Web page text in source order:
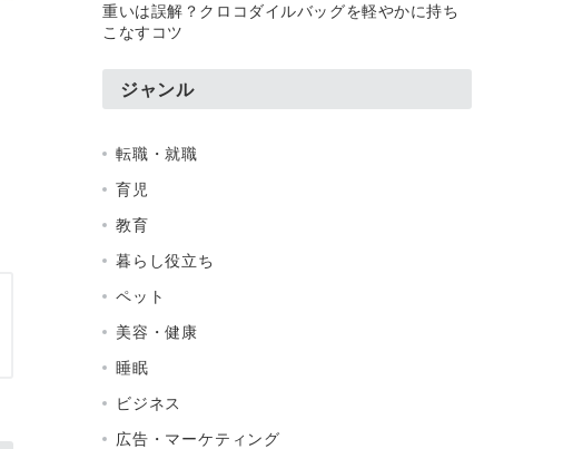
重いは誤解？クロコダイルバッグを軽やかに持ち
こなすコツ
ジャンル
転職・就職
育児
教育
暮らし役立ち
ペット
美容・健康
睡眠
ビジネス
広告・マーケティング